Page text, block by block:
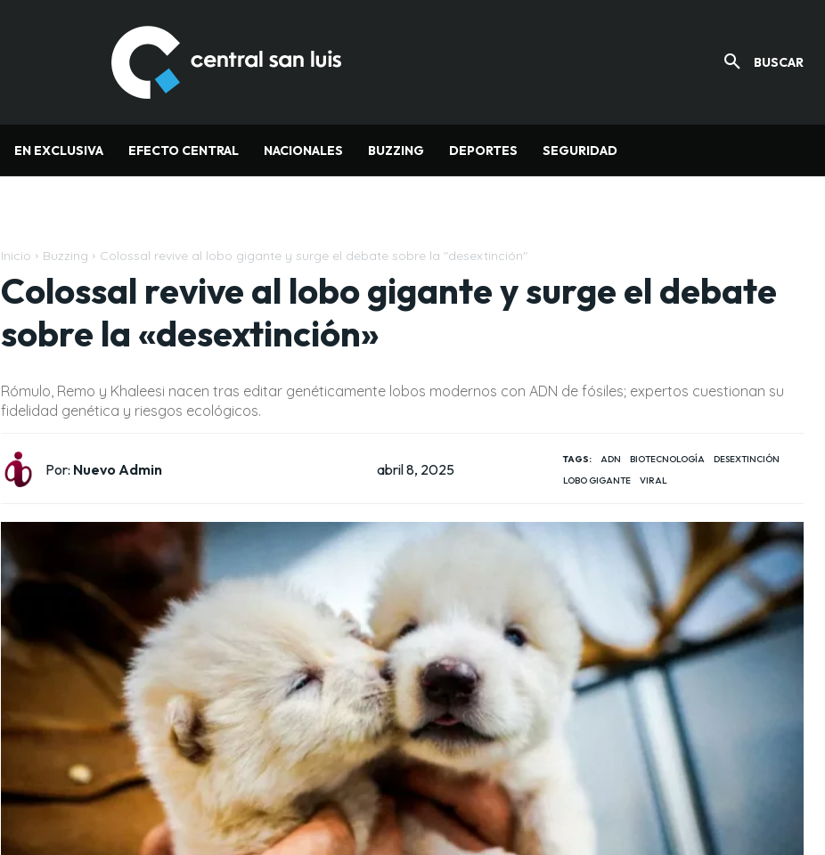
BUSCAR
EN EXCLUSIVA EFECTO CENTRAL NACIONALES BUZZING DEPORTES SEGURIDAD
Inicio Buzzing Colossal revive al lobo gigante y surge el debate sobre la "desextinción"
Colossal revive al lobo gigante y surge el debate
sobre la «desextinción»
Rómulo, Remo y Khaleesi nacen tras editar genéticamente lobos modernos con ADN de fósiles; expertos cuestionan su
fidelidad genética y riesgos ecológicos.
Por: Nuevo Admin abril 8, 2025
TAGS: ADN BIOTECNOLOGÍA
DESEXTINCIÓN
LOBO GIGANTE
VIRAL